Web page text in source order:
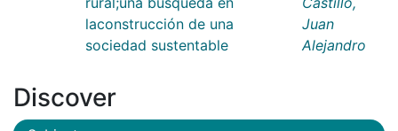
laconstrucción de una
sociedad sustentable
Juan
Alejandro
Discover